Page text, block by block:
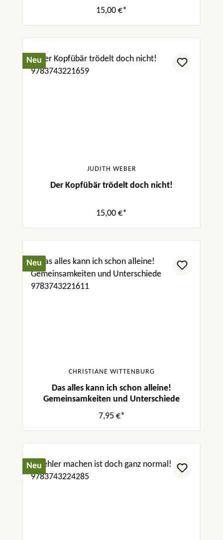
15,00 €*
Neu
JUDITH WEBER
Der Kopfübär trödelt doch nicht!
15,00 €*
Neu
CHRISTIANE WITTENBURG
Das alles kann ich schon alleine!
Gemeinsamkeiten und Unterschiede
7,95 €*
Neu